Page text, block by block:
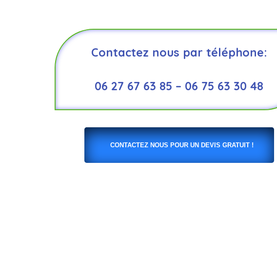
Contactez nous par téléphone:
06 27 67 63 85 – 06 75 63 30 48
CONTACTEZ NOUS POUR UN DEVIS GRATUIT !